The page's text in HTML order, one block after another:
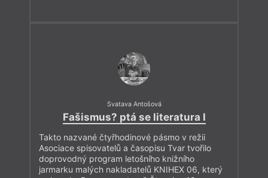
Svatava Antošová
Fašismus? ptá se literatura I
Takto nazvané čtyřhodinové pásmo v režii
Asociace spisovatelů a časopisu Tvar tvořilo
doprovodný program letošního knižního
jarmarku malých nakladatelů KNIHEX 06, který